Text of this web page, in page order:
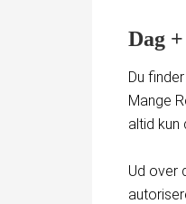
Dag
Du
Mange
altid kun
Ud over